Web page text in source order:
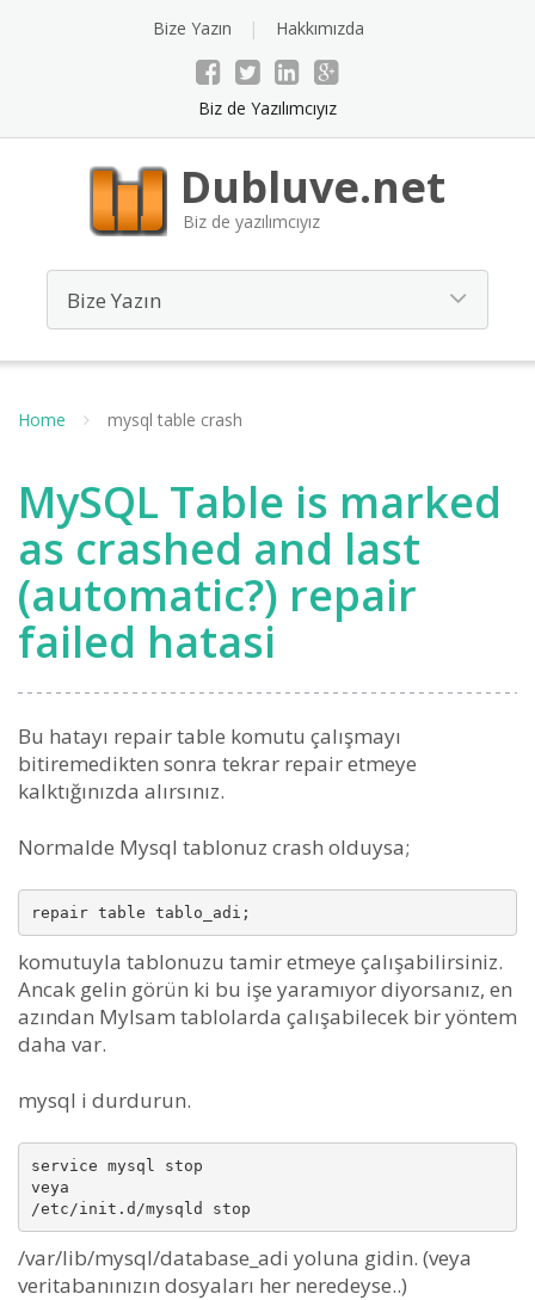
Bize Yazın Hakkımızda
Biz de Yazılımcıyız
Dubluve.net
Biz de yazılımcıyız
Home mysql table crash
MySQL Table is marked
as crashed and last
(automatic?) repair
failed hatasi
Bu hatayı repair table komutu çalışmayı
bitiremedikten sonra tekrar repair etmeye
kalktığınızda alırsınız.
Normalde Mysql tablonuz crash olduysa;
komutuyla tablonuzu tamir etmeye çalışabilirsiniz.
Ancak gelin görün ki bu işe yaramıyor diyorsanız, en
azından MyIsam tablolarda çalışabilecek bir yöntem
daha var.
mysql i durdurun.
service mysql stop
veya
/var/lib/mysql/database_adi yoluna gidin. (veya
veritabanınızın dosyaları her neredeyse..)